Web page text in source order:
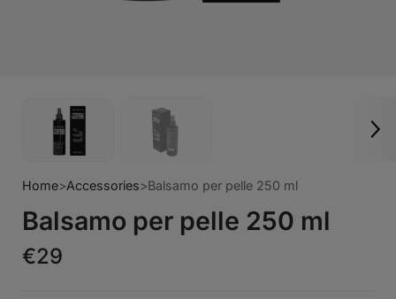
Home>Accessories>Balsamo per pelle 250 ml
Balsamo per pelle 250 ml
€29